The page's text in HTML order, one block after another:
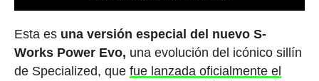
Esta es una versión especial del nuevo S-
Works Power Evo, una evolución del icónico sillín
de Specialized, que fue lanzada oficialmente el